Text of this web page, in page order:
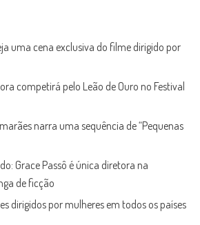
uma cena exclusiva do filme dirigido por
competirá pelo Leão de Ouro no Festival
narra uma sequência de “Pequenas
Grace Passô é única diretora na
de ficção
dirigidos por mulheres em todos os países